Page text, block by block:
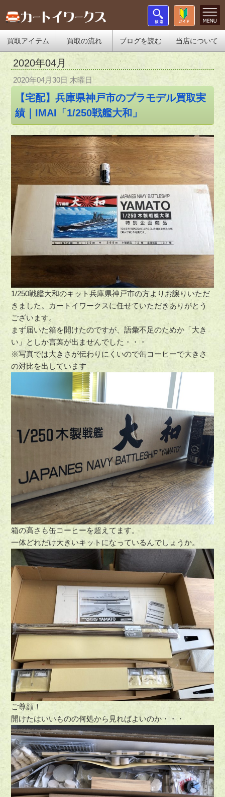
買取アイテム 買取の流れ ブログを読む 当店について
2020年04月
2020年04月30日 木曜日
【宅配】兵庫県神戸市のプラモデル買取実
績｜IMAI「1/250戦艦大和」
1/250戦艦大和のキット兵庫県神戸市の方よりお譲りいただ
きました。カートイワークスに任せていただきありがとう
ございます。
まず届いた箱を開けたのですが、語彙不足のためか「大き
い」としか言葉が出ませんでした・・・
※写真では大きさが伝わりにくいので缶コーヒーで大きさ
の対比を出しています
箱の高さも缶コーヒーを超えてます。
一体どれだけ大きいキットになっているんでしょうか。
ご尊顔！
開けたはいいものの何処から見ればよいのか・・・